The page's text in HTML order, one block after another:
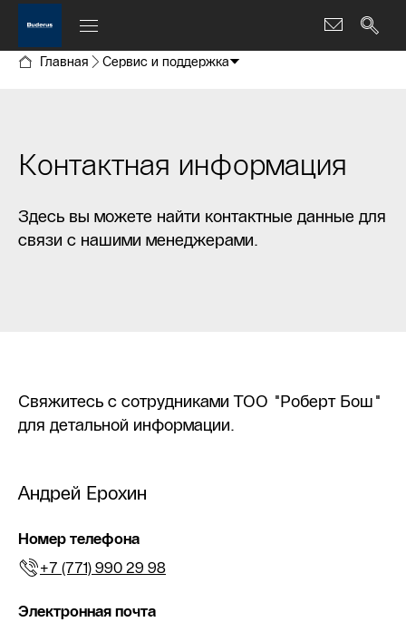
Главная Сервис и поддержка
Контактная информация
Здесь вы можете найти контактные данные для
связи с нашими менеджерами.
Свяжитесь с сотрудниками ТОО "Роберт Бош"
для детальной информации.
Андрей Ерохин
Номер телефона
+7 (771) 990 29 98
Электронная почта